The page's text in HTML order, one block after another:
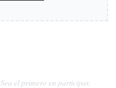
el primero en participar.